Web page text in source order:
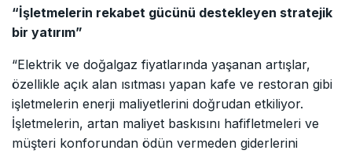
“İşletmelerin rekabet gücünü destekleyen stratejik
bir yatırım”
“Elektrik ve doğalgaz fiyatlarında yaşanan artışlar,
özellikle açık alan ısıtması yapan kafe ve restoran gibi
işletmelerin enerji maliyetlerini doğrudan etkiliyor.
İşletmelerin, artan maliyet baskısını hafifletmeleri ve
müşteri konforundan ödün vermeden giderlerini